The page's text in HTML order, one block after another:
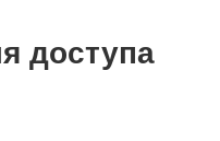
доступа